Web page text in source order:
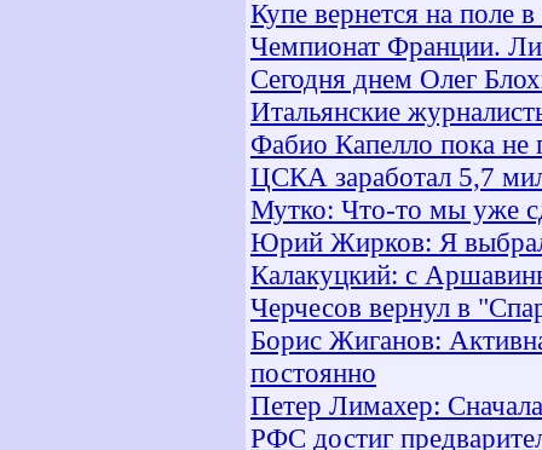
Купе вернется на поле в
Чемпионат Франции.
Сегодня днем Олег
Итальянские
Фабио Капелло пока не
ЦСКА заработал 5,7
Мутко: Что-то мы уже
Юрий Жирков: Я
Калакуцкий: с
Черчесов вернул в
Борис Жиганов:
постоянно
Петер Лимахер:
РФС достиг